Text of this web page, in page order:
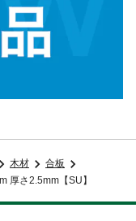
木材
合板
厚さ2.5mm【SU】